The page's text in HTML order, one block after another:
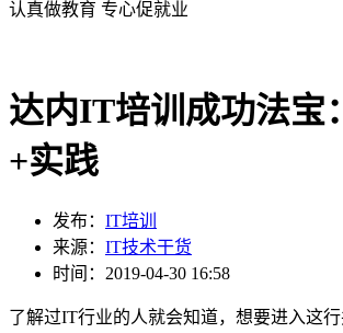
认真做教育 专心促就业
达内IT培训成功法宝
+实践
发布： IT培训
来源： IT技术干货
时间：2019-04-30 16:58
了解过IT行业的人就会知道，想要进入这